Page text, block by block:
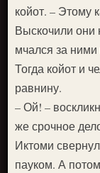
койот. – Этому
Выскочили они
мчался за
Тогда койот и
равнину.
– Ой! –
же срочное
Иктоми
пауком. А